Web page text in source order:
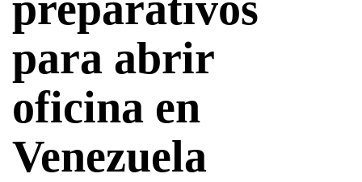
para abrir
oficina en
Venezuela